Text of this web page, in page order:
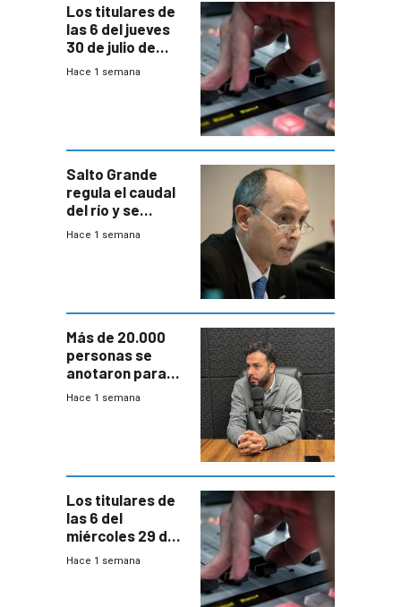
Los titulares de
las 6 del jueves
30 de julio de
2026
Hace 1 semana
Salto Grande
regula el caudal
del río y se
prepara para un
Hace 1 semana
Más de 20.000
personas se
anotaron para
las pruebas
Hace 1 semana
Los titulares de
las 6 del
miércoles 29 de
julio de 2026
Hace 1 semana